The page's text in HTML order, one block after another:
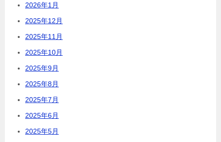
2026年1月
2025年12月
2025年11月
2025年10月
2025年9月
2025年8月
2025年7月
2025年6月
2025年5月